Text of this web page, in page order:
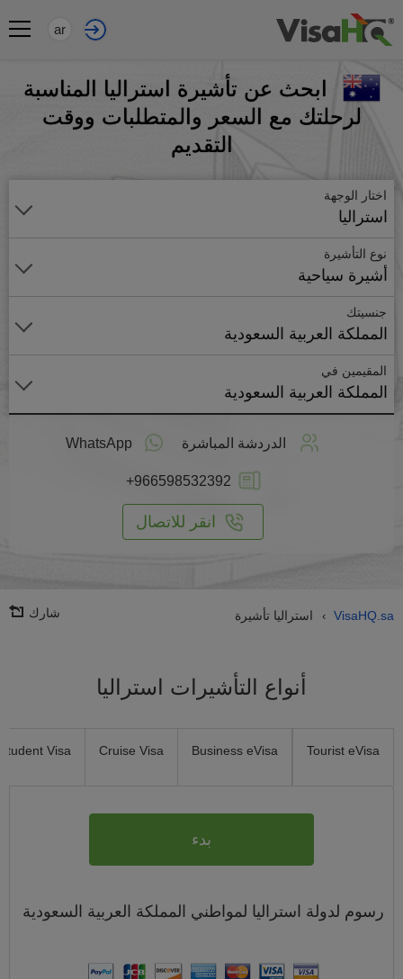
ar
ابحث عن تأشيرة استراليا المناسبة
لرحلتك مع السعر والمتطلبات ووقت
التقديم
اختار الوجهة
استراليا
نوع التأشيرة
أشيرة سياحية
جنسيتك
المملكة العربية السعودية
المقيمين في
المملكة العربية السعودية
الدردشة المباشرة WhatsApp
+966598532392
انقر للاتصال
VisaHQ.sa
› استراليا تأشيرة شارك
أنواع التأشيرات استراليا
Tourist eVisa
Business eVisa
Cruise Visa
Student Visa
بدء
رسوم لدولة استراليا لمواطني المملكة العربية السعودية